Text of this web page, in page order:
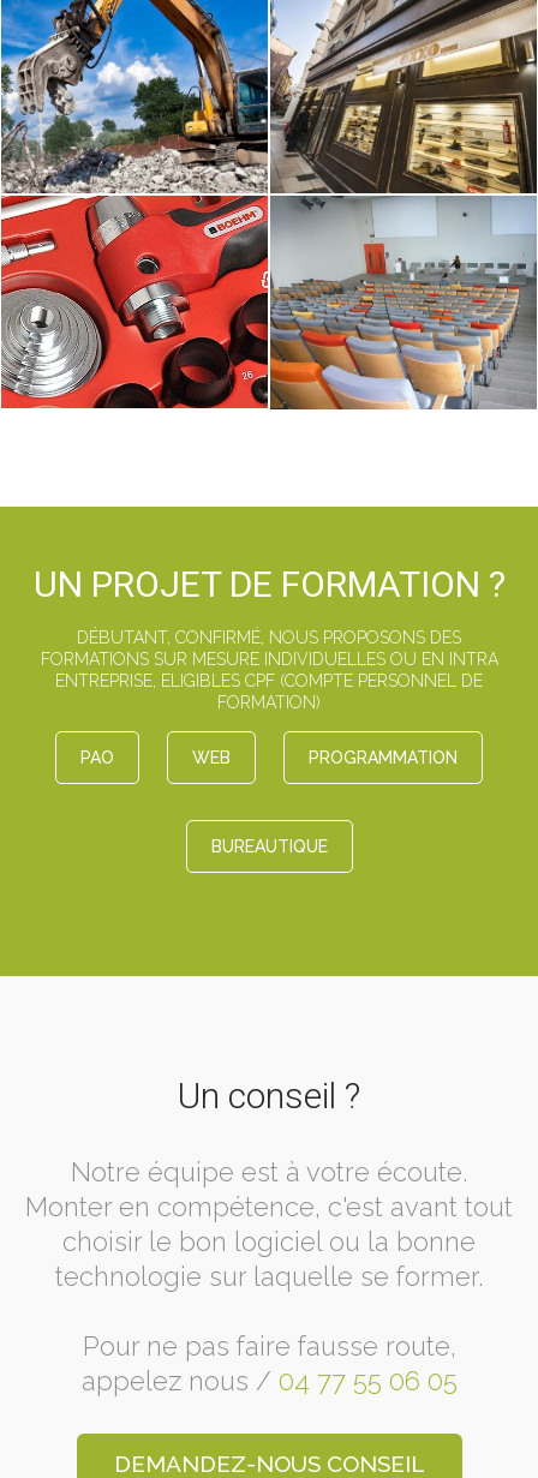
UN PROJET DE FORMATION ?
DÉBUTANT, CONFIRMÉ, NOUS PROPOSONS DES
FORMATIONS SUR MESURE INDIVIDUELLES OU EN INTRA
ENTREPRISE, ELIGIBLES CPF (COMPTE PERSONNEL DE
FORMATION)
PAO WEB PROGRAMMATION
BUREAUTIQUE
Un conseil ?
Notre équipe est à votre écoute.
Monter en compétence, c'est avant tout
choisir le bon logiciel ou la bonne
technologie sur laquelle se former.
Pour ne pas faire fausse route,
appelez nous / 04 77 55 06 05
DEMANDEZ-NOUS CONSEIL